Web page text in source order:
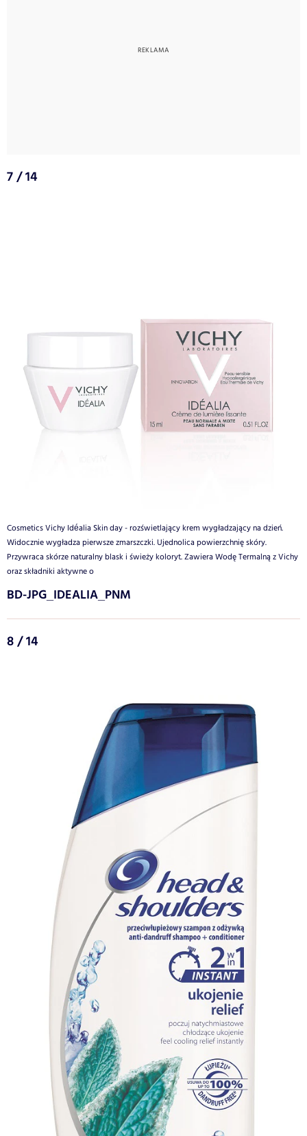
7 / 14
Cosmetics Vichy Idéalia Skin day - rozświetlający krem wygładzający na dzień.
Widocznie wygładza pierwsze zmarszczki. Ujednolica powierzchnię skóry.
Przywraca skórze naturalny blask i świeży koloryt. Zawiera Wodę Termalną z Vichy
oraz składniki aktywne o
BD-JPG_IDEALIA_PNM
8 / 14